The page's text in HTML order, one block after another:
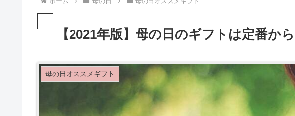
【2021年版】母の日のギフトは定番か
母の日オススメギフト